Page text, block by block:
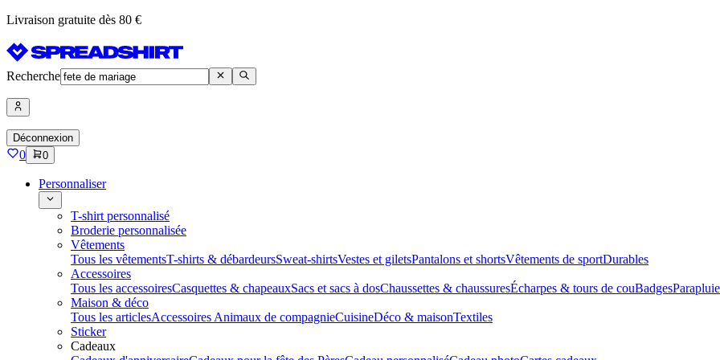
Livraison gratuite dès 80 €
Recherche
Déconnexion
0 0
Personnaliser
T-shirt personnalisé
Broderie personnalisée
Vêtements
Tous les vêtementsT-shirts & débardeursSweat-shirtsVestes et giletsPantalons et shortsVêtements de sportDurables
Accessoires
Tous les accessoiresCasquettes & chapeauxSacs et sacs à dosChaussettes & chaussuresÉcharpes & tours de couBadges
Maison & déco
Tous les articlesAccessoires Animaux de compagnieCuisineDéco & maisonTextiles
Sticker
Cadeaux